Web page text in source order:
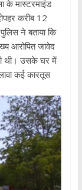
के मास्टरमाइंड
करीब 12
ने बताया कि
आरोपित जावेद
थी। उसके घर में
कई कारतूस